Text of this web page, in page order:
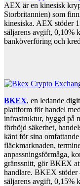
AEX är en kinesisk
Storbritannien) som
kinesiska. AEX stöder
säljarens avgift, 0,10%
banköverföring och
BKEX, en ledande
plattform för handel
infrastruktur, byggd på
förhöjd säkerhet,
känt för sina
fläckmarknaden,
anpassningsförmåga,
gränssnitt, gör BKEX
handlare. BKEX
säljarens avgift, 0,15%